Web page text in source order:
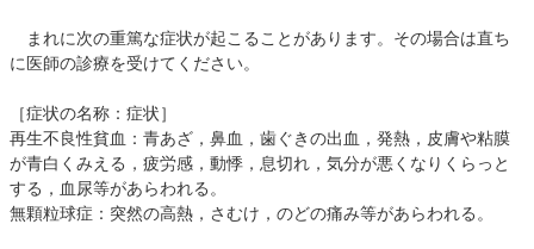
まれに次の重篤な症状が起こることがあります。その場合は直ち
に医師の診療を受けてください。
［症状の名称：症状］
再生不良性貧血：青あざ，鼻血，歯ぐきの出血，発熱，皮膚や粘膜
が青白くみえる，疲労感，動悸，息切れ，気分が悪くなりくらっと
する，血尿等があらわれる。
無顆粒球症：突然の高熱，さむけ，のどの痛み等があらわれる。